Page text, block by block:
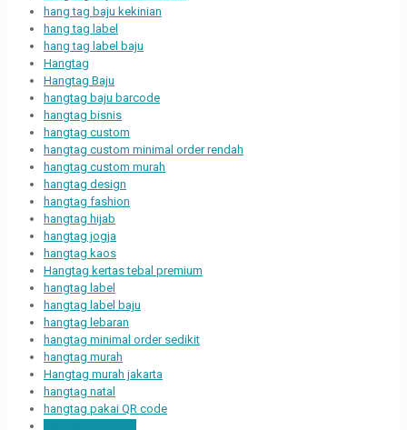
hang tag baju kekinian
hang tag label
hang tag label baju
Hangtag
Hangtag Baju
hangtag baju barcode
hangtag bisnis
hangtag custom
hangtag custom minimal order rendah
hangtag custom murah
hangtag design
hangtag fashion
hangtag hijab
hangtag jogja
hangtag kaos
Hangtag kertas tebal premium
hangtag label
hangtag label baju
hangtag lebaran
hangtag minimal order sedikit
hangtag murah
Hangtag murah jakarta
hangtag natal
hangtag pakai QR code